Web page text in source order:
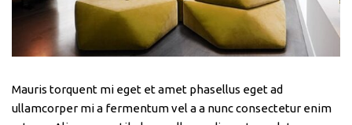
Mauris torquent mi eget et amet phasellus eget ad
ullamcorper mi a fermentum vel a a nunc consectetur enim